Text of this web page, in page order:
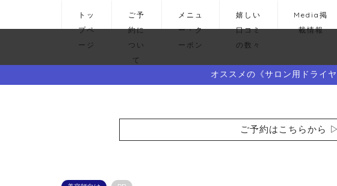
トッ
プペ
ージ
ご予
約に
つい
て
メニュ
ー・ク
ーポン
嬉しい
口コミ
の数々
Media掲
載情報
オススメの《サロン用ドライ
ご予約はこちらから ▷